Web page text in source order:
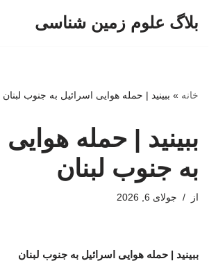
بلاگ علوم زمین شناسی
خانه » ببینید | حمله هوایی اسرائیل به جنوب لبنان
ببینید | حمله
به جنوب لبنان
از جولای 6, 2026
ببینید | حمله هوایی اسرائیل به جنوب لبنان